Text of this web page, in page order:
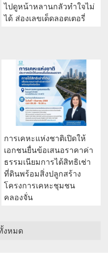
ไปดูหน้าหลานกลัวทำใจไม่
ได้ ส่องเลขเด็ดลอตเตอรี่
การเคหะแห่งชาติเปิดให้
เอกชนยื่นข้อเสนอราคาค่า
ธรรมเนียมการได้สิทธิเช่า
ที่ดินพร้อมสิ่งปลูกสร้าง
โครงการเคหะชุมชน
คลองจั่น
งหมด